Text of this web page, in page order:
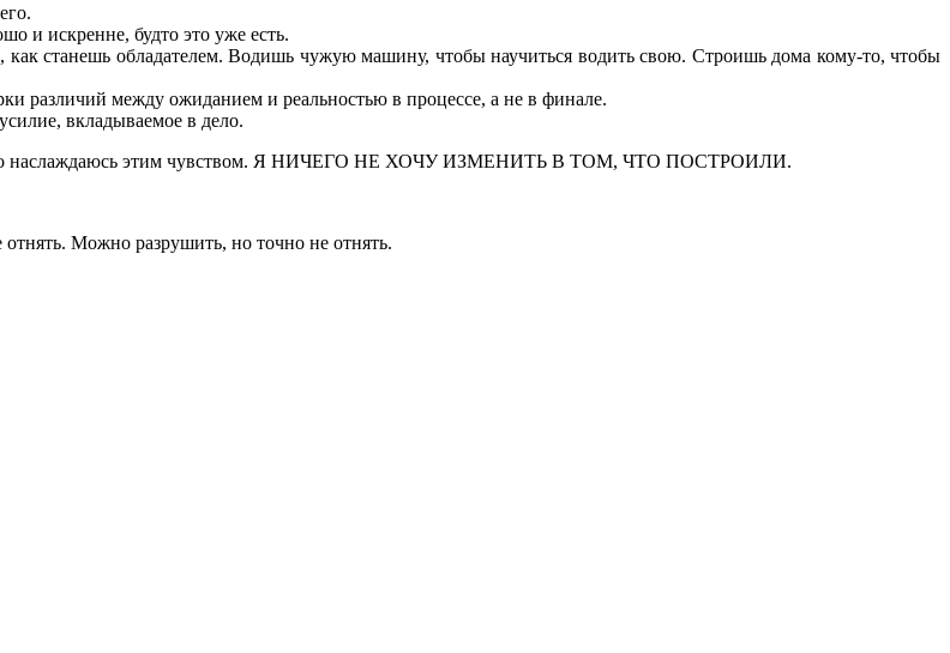
и искренне, будто это уже есть.
станешь обладателем. Водишь чужую машину, чтобы научиться водить свою. Строишь дома кому-то, чтобы
различий между ожиданием и реальностью в процессе, а не в финале.
вкладываемое в дело.
наслаждаюсь этим чувством. Я НИЧЕГО НЕ ХОЧУ ИЗМЕНИТЬ В ТОМ, ЧТО ПОСТРОИЛИ.
отнять. Можно разрушить, но точно не отнять.